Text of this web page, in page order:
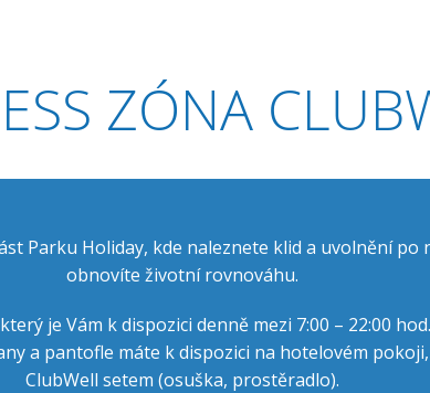
procedury během Vašemu pobytu.
ZÓNA
Parku Holiday, kde naleznete klid a uvolnění
obnovíte životní rovnováhu.
je Vám k dispozici denně mezi 7:00 – 22:00
a pantofle máte k dispozici na hotelovém
ClubWell setem (osuška, prostěradlo).